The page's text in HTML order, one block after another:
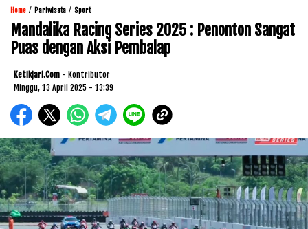
Home / Pariwisata / Sport
Mandalika Racing Series 2025 : Penonton Sangat
Puas dengan Aksi Pembalap
Ketikjari.com - Kontributor
Minggu, 13 April 2025 - 13:39